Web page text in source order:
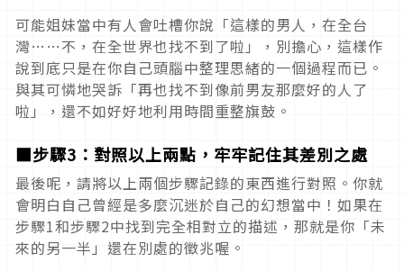
可能姐妹當中有人會吐槽你說「這樣的男人，在全台
灣……不，在全世界也找不到了啦」，別擔心，這樣作
說到底只是在你自己頭腦中整理思緒的一個過程而已。
與其可憐地哭訴「再也找不到像前男友那麼好的人了
啦」，還不如好好地利用時間重整旗鼓。
■步驟3：對照以上兩點，牢牢記住其差別之處
最後呢，請將以上兩個步驟記錄的東西進行對照。你就
會明白自己曾經是多麼沉迷於自己的幻想當中！如果在
步驟1和步驟2中找到完全相對立的描述，那就是你「未
來的另一半」還在別處的徵兆喔。